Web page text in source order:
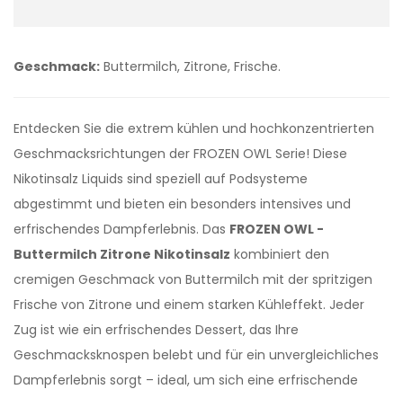
Geschmack: Buttermilch, Zitrone, Frische.
Entdecken Sie die extrem kühlen und hochkonzentrierten
Geschmacksrichtungen der FROZEN OWL Serie! Diese
Nikotinsalz Liquids sind speziell auf Podsysteme
abgestimmt und bieten ein besonders intensives und
erfrischendes Dampferlebnis. Das FROZEN OWL -
Buttermilch Zitrone Nikotinsalz kombiniert den
cremigen Geschmack von Buttermilch mit der spritzigen
Frische von Zitrone und einem starken Kühleffekt. Jeder
Zug ist wie ein erfrischendes Dessert, das Ihre
Geschmacksknospen belebt und für ein unvergleichliches
Dampferlebnis sorgt – ideal, um sich eine erfrischende